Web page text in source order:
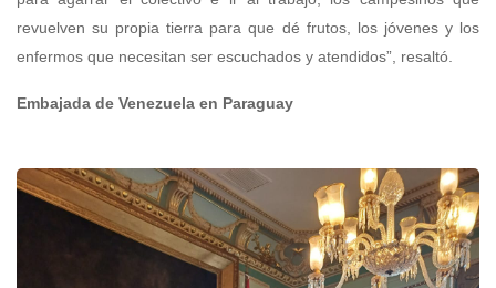
revuelven su propia tierra para que dé frutos, los jóvenes y los
enfermos que necesitan ser escuchados y atendidos”, resaltó.
Embajada de Venezuela en Paraguay